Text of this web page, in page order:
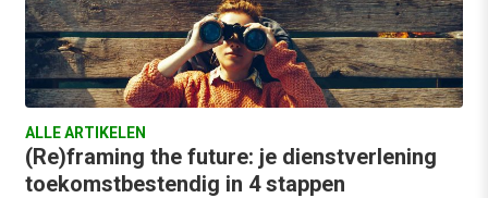
ALLE ARTIKELEN
(Re)framing the future: je dienstverlening
toekomstbestendig in 4 stappen